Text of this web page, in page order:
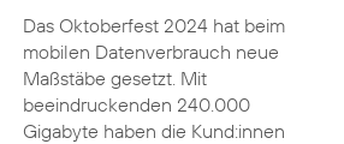
Das Oktoberfest 2024 hat beim
mobilen Datenverbrauch neue
Maßstäbe gesetzt. Mit
beeindruckenden 240.000
Gigabyte haben die Kund:innen